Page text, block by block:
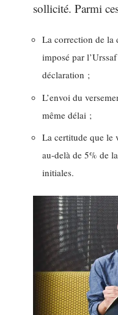
sollicité. Parmi
La correction de la
imposé par
déclaration ;
L’envoi du
même délai ;
La certitude que le
au-delà de 5% de
initiales.